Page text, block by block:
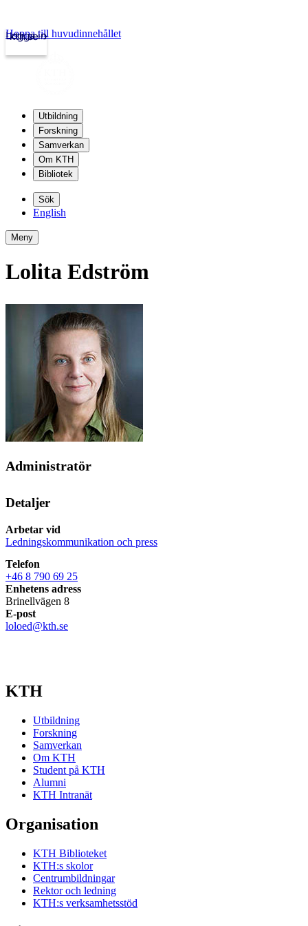
kth.se
Logga in
Hoppa till huvudinnehållet
Utbildning
Forskning
Samverkan
Om KTH
Bibliotek
Sök
English
Meny
Lolita Edström
Administratör
Detaljer
Arbetar vid
Ledningskommunikation och press
Telefon
+46 8 790 69 25
Enhetens adress
Brinellvägen 8
E-post
loloed@kth.se
KTH
Utbildning
Forskning
Samverkan
Om KTH
Student på KTH
Alumni
KTH Intranät
Organisation
KTH Biblioteket
KTH:s skolor
Centrumbildningar
Rektor och ledning
KTH:s verksamhetsstöd